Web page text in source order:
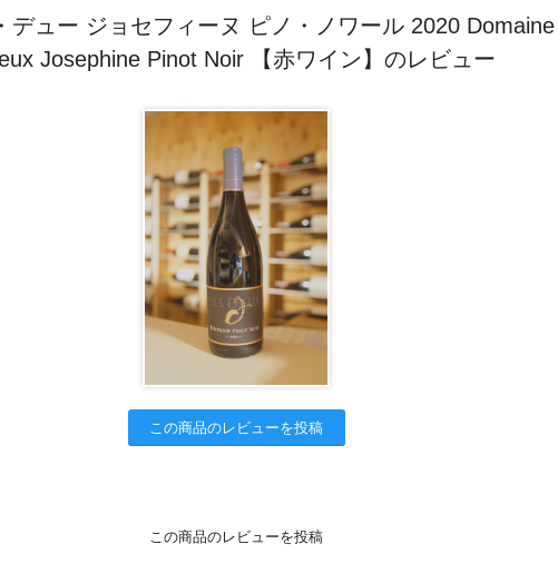
デュー ジョセフィーヌ ピノ・ノワール 2020
Josephine Pinot Noir 【赤ワイン】のレビュー
この商品のレビューを投稿
この商品のレビューを投稿